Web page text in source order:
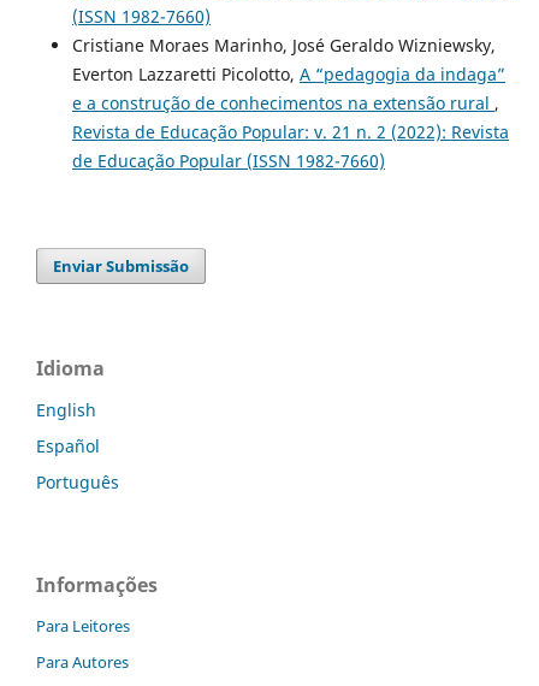
(ISSN 1982-7660)
Cristiane Moraes Marinho, José Geraldo Wizniewsky,
Everton Lazzaretti Picolotto, A “pedagogia da indaga”
e a construção de conhecimentos na extensão rural ,
Revista de Educação Popular: v. 21 n. 2 (2022): Revista
de Educação Popular (ISSN 1982-7660)
Enviar Submissão
Idioma
English
Español
Português
Informações
Para Leitores
Para Autores